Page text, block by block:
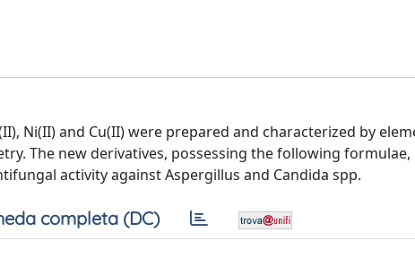
Ni(II) and Cu(II) were prepared and characterized by
The new derivatives, possessing the following formulae,
activity against Aspergillus and Candida spp.
completa (DC)